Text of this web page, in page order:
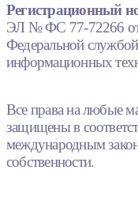
Регистрационный
ЭЛ № ФС 77-72266 от
Федеральной
информационных
Все права на любые
защищены в
международным
собственности.